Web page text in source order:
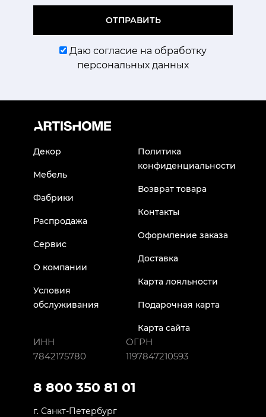
ОТПРАВИТЬ
Даю согласие на обработку
персональных данных
Декор
Мебель
Фабрики
Распродажа
Сервис
О компании
Условия
обслуживания
Политика
конфиденциальности
Возврат товара
Контакты
Оформление заказа
Доставка
Карта лояльности
Подарочная карта
Карта сайта
ИНН
7842175780
ОГРН
1197847210593
8 800 350 81 01
г. Санкт-Петербург